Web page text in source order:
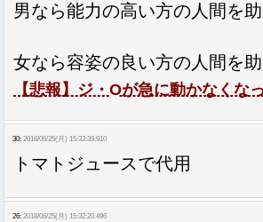
男なら能力の高い方の人間を
女なら容姿の良い方の人間を
【悲報】ジ・Oが急に動かなくな
30: 2018/06/25(月) 15:32:39.910
トマトジュースで代用
26: 2018/06/25(月) 15:32:20.496